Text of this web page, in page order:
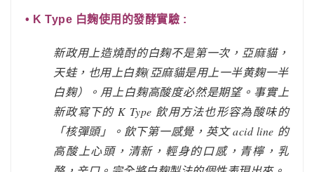
• K Type 白麹使用的發酵實驗 :
新政用上造燒酎的白麹不是第一次，亞麻貓，
天蛙，也用上白麹(亞麻貓是用上一半黄麹一半
白麹）。用上白麹高酸度必然是期望。事實上
新政寫下的 K Type 飲用方法也形容為酸味的
「核彈頭」。飲下第一感覺，英文 acid line 的
高酸上心頭，清新，輕身的口感，青檸，乳